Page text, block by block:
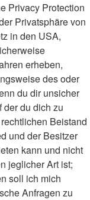
Privacy Protection
Privatsphäre von
in den USA,
erheben,
des oder
du dir unsicher
der du dich zu
Beistand
und der Besitzer
kann und nicht
jeglicher Art ist;
soll ich mich
Anfragen zu